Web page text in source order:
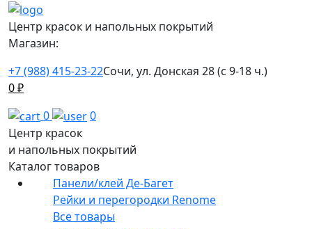
Центр красок и напольных покрытий
Магазин:
+7 (988) 415-23-22Сочи, ул. Донская 28 (с 9-18 ч.)
0₽
0
0
Центр красок
и напольных покрытий
Каталог товаров
Панели/клей Де-Багет
Рейки и перегородки Renome
Все товары